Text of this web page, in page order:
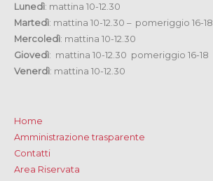
Lunedì: mattina 10-12.30
Martedì: mattina 10-12.30 – pomeriggio 16-18
Mercoledì: mattina 10-12.30
Giovedì: mattina 10-12.30 pomeriggio 16-18
Venerdì: mattina 10-12.30
Home
Amministrazione trasparente
Contatti
Area Riservata